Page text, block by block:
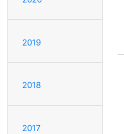
2019
2018
2017